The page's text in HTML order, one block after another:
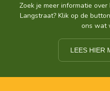
Zoek je meer informatie
Langstraat? Klik op de
ons wat
LEES HIER